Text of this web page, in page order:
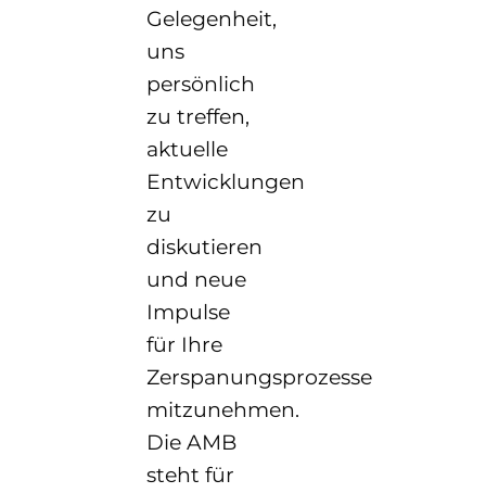
Gelegenheit,
uns
persönlich
zu treffen,
aktuelle
Entwicklungen
zu
diskutieren
und neue
Impulse
für Ihre
Zerspanungsprozesse
mitzunehmen.
Die AMB
steht für